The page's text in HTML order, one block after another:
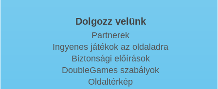
Dolgozz velünk
Partnerek
Ingyenes játékok az oldaladra
Biztonsági előírások
DoubleGames szabályok
Oldaltérkép